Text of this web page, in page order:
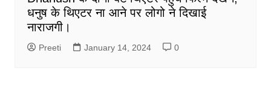
धनुष के थिएटर ना आने पर लोगो ने दिखाई
नाराजगी।
Preeti January 14, 2024 0